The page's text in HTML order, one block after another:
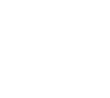
запасом, найчастіше це
нижчій від оригіналу.